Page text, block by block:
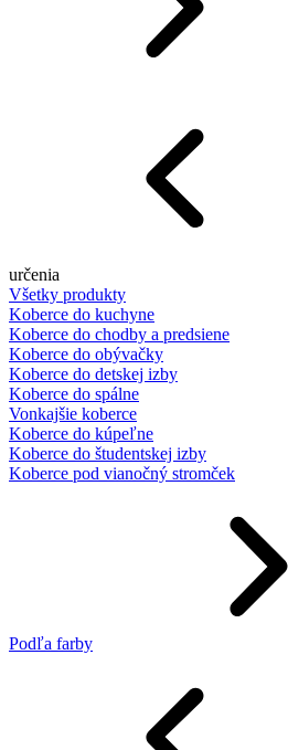
určenia
Všetky produkty
Koberce do kuchyne
Koberce do chodby a predsiene
Koberce do obývačky
Koberce do detskej izby
Koberce do spálne
Vonkajšie koberce
Koberce do kúpeľne
Koberce do študentskej izby
Koberce pod vianočný stromček
Podľa farby